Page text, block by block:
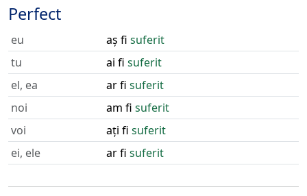
Perfect
eu aș fi suferit
tu
ai fi suferit
el, ea
ar fi suferit
noi
am fi suferit
voi
ați fi suferit
ei, ele
ar fi suferit